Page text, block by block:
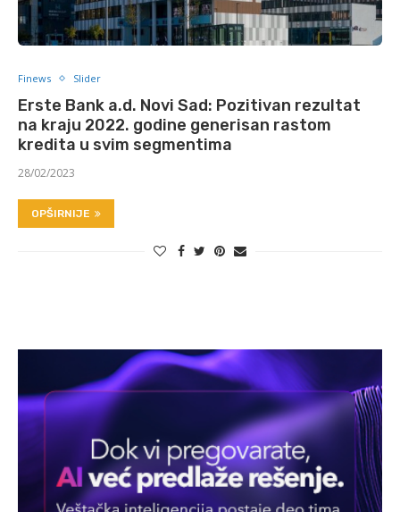
Finews Slider
Erste Bank a.d. Novi Sad: Pozitivan rezultat
na kraju 2022. godine generisan rastom
kredita u svim segmentima
28/02/2023
OPŠIRNIJE